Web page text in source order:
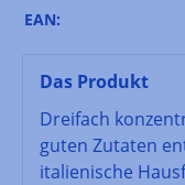
EAN:
Das Produkt
Dreifach
guten Zutaten
italienische